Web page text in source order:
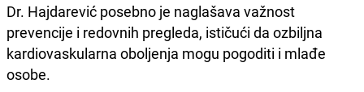
Dr. Hajdarević posebno je naglašava važnost
prevencije i redovnih pregleda, ističući da ozbiljna
kardiovaskularna oboljenja mogu pogoditi i mlađe
osobe.